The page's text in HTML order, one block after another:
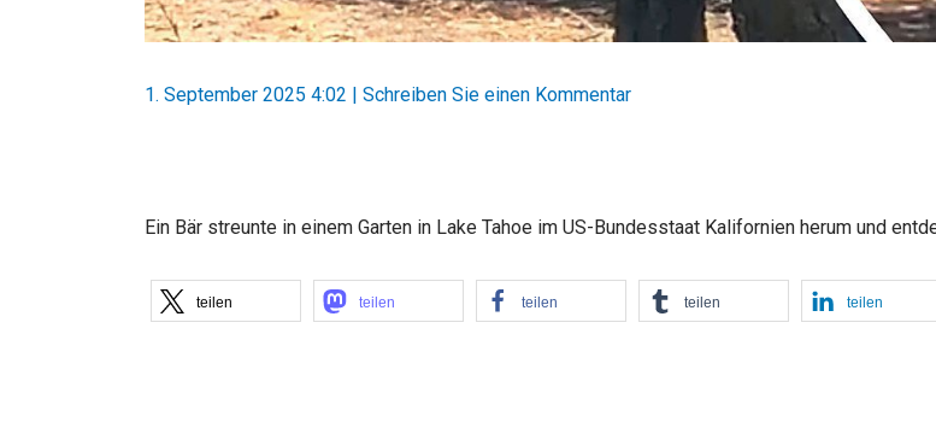
1. September 2025 4:02 | Schreiben Sie einen Kommentar
Ein Bär streunte in einem Garten in Lake Tahoe im US-Bundesstaat Kalifornien herum und
teilen teilen teilen teilen teilen